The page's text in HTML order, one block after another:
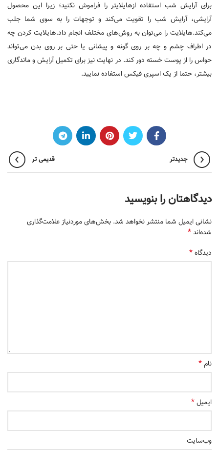
برای آرایش شب استفاده از‌هایلایتر را فراموش نکنید؛ زیرا این محصول
آرایشی، آرایش شب را تقویت می‌کند و توجهات را به سوی شما جلب
می‌کند.‌هایلایت را می‌توان به روش‌های مختلف انجام داد.‌هایلایت کردن چه
در اطراف چشم و چه بر روی گونه و پیشانی یا حتی بر روی بدن می‌تواند
حواس را از پوست خسته دور کند. در نهایت نیز برای تکمیل آرایش و ماندگاری
بیشتر، حتما از یک اسپری فیکس استفاده نمایید.
جدیدتر قدیمی تر
دیدگاهتان را بنویسید
نشانی ایمیل شما منتشر نخواهد شد. بخش‌های موردنیاز علامت‌گذاری
شده‌اند*
دیدگاه*
نام*
ایمیل*
وب‌سایت